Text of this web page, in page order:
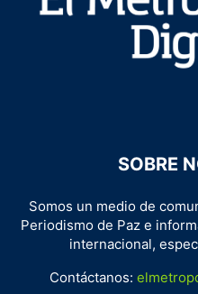
SOBRE
Somos un medio de
Periodismo de Paz e
internacional,
Contáctanos: